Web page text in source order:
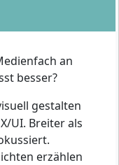
an
besser?
gestalten
UI. Breiter als
erzählen